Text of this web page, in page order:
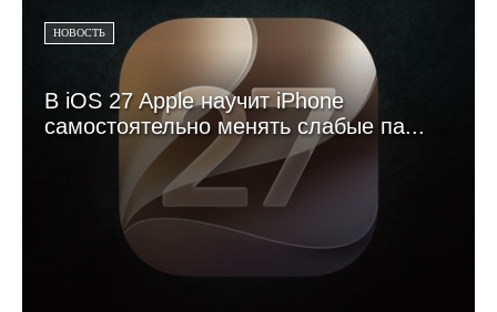
НОВОСТЬ
В iOS 27 Apple научит iPhone
самостоятельно менять слабые па...